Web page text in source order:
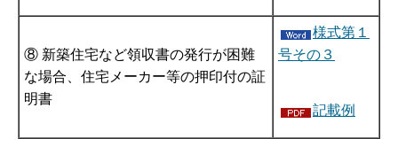
⑧ 新築住宅など領収書の発行が困難
な場合、住宅メーカー等の押印付の証
明書
様式第１
号その３
記載例